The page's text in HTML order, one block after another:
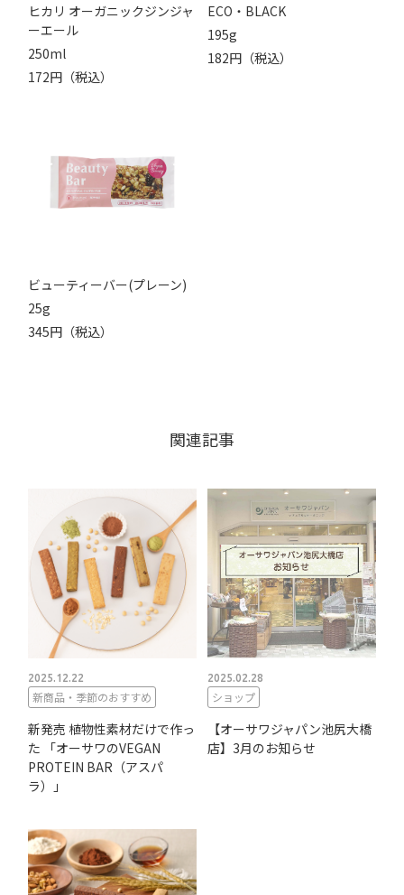
ヒカリ オーガニックジンジャ
ーエール
250ml
172円（税込）
ECO・BLACK
195g
182円（税込）
ビューティーバー(プレーン)
25g
345円（税込）
関連記事
2025.12.22
新商品・季節のおすすめ
新発売 植物性素材だけで作っ
た 「オーサワのVEGAN
PROTEIN BAR（アスパ
ラ）」
2025.02.28
ショップ
【オーサワジャパン池尻大橋
店】3月のお知らせ